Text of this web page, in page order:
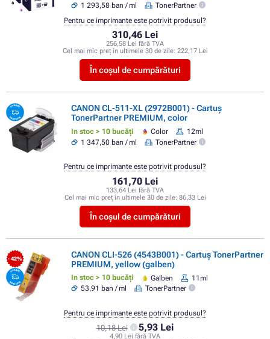
1 293,58 ban / ml
TonerPartner
310,46 Lei
256,58 Lei fără TVA
Cel mai mic preț în ultimele 30 de zile: 222,17 Lei
În coșul de cumpărături
Pentru ce imprimante este potrivit produsul?
CANON CL-511-XL (2972B001) - Cartuș
TonerPartner PREMIUM, color
In stoc > 10 bucăți Color
12ml
1 347,50 ban / ml
TonerPartner
161,70 Lei
133,64 Lei fără TVA
Cel mai mic preț în ultimele 30 de zile: 86,33 Lei
În coșul de cumpărături
Pentru ce imprimante este potrivit produsul?
- 42%
CANON CLI-526 (4543B001) - Cartuș TonerPartner
PREMIUM, yellow (galben)
In stoc > 10 bucăți Galben
11ml
53,91 ban / ml
TonerPartner
10,18 Lei 5,93 Lei
4,90 Lei fără TVA
Pentru ce imprimante este potrivit produsul?